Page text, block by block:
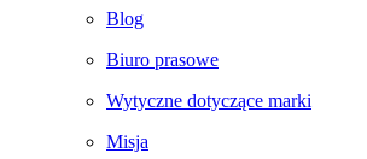
Blog
Biuro prasowe
Wytyczne dotyczące marki
Misja